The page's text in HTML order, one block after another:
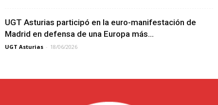
UGT Asturias participó en la euro-manifestación de
Madrid en defensa de una Europa más...
UGT Asturias - 18/06/2026